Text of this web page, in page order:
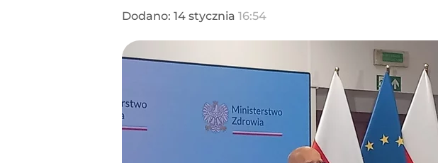
Dodano: 14 stycznia 16:54